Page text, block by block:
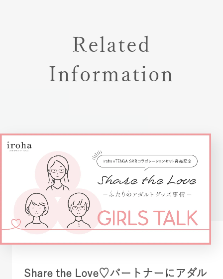
Related
Information
Share the Love♡パートナーにアダル